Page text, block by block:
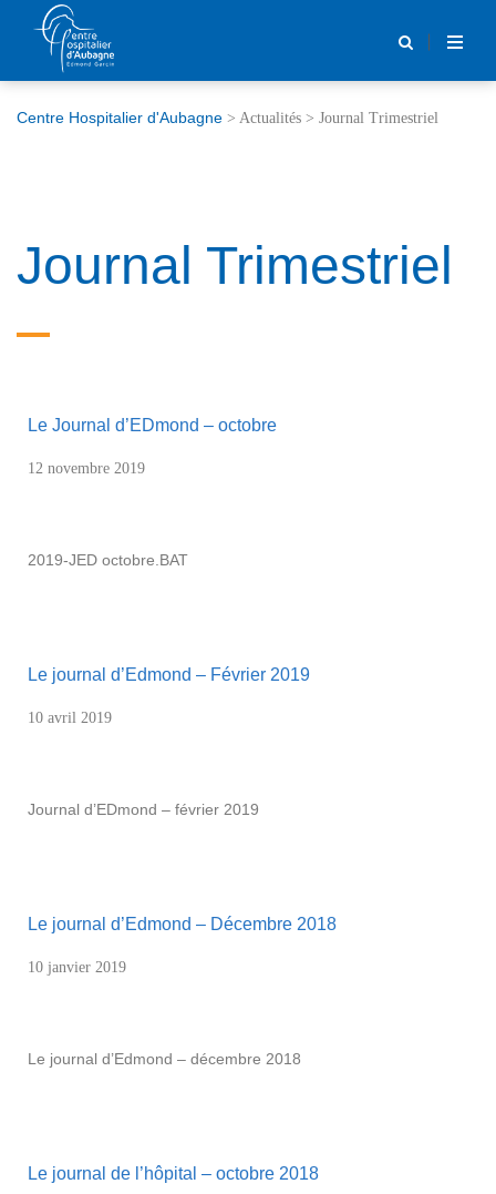
Centre Hospitalier d'Aubagne > Actualités > Journal Trimestriel
Journal Trimestriel
Le Journal d’EDmond – octobre
12 novembre 2019
2019-JED octobre.BAT
Le journal d’Edmond – Février 2019
10 avril 2019
Journal d’EDmond – février 2019
Le journal d’Edmond – Décembre 2018
10 janvier 2019
Le journal d’Edmond – décembre 2018
Le journal de l’hôpital – octobre 2018